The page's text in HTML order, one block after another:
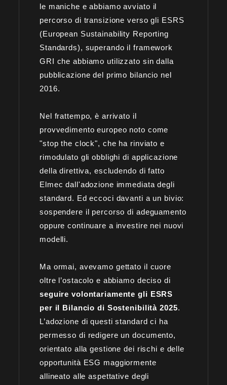
le maniche e abbiamo avviato il
percorso di transizione verso gli ESRS
(European Sustainability Reporting
Standards), superando il framework
GRI che abbiamo utilizzato sin dalla
pubblicazione del primo bilancio nel
2016.
Nel frattempo, è arrivato il
provvedimento europeo noto come
"stop the clock", che ha rinviato e
rimodulato gli obblighi di applicazione
della direttiva, escludendo di fatto
Elmec dall'adozione immediata degli
standard. Ed eccoci davanti a un bivio:
sospendere il percorso di adeguamento
oppure continuare a investire nei nuovi
modelli.
Ma ormai, avevamo gettato il cuore
oltre l’ostacolo e abbiamo deciso di
seguire volontariamente gli ESRS
per il Bilancio di Sostenibilità 2025.
L’adozione di questi standard ci ha
permesso di redigere un documento,
orientato alla gestione dei rischi e delle
opportunità ESG maggiormente
allineato alle aspettative degli